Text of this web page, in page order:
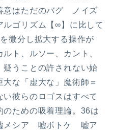
はただのバグ ノイズ
ルゴリズム【∞】に比して
微分し拡大する操作が
ト、ルソー、カント、
疑うことの許されない始
な「虚大な」魔術師＝
彼らのロゴスはすべて
のための吸着理論。36は
メシア 嘘ボトケ 嘘ア